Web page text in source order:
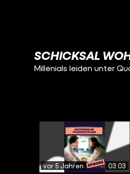
SCHICKSAL
Millenials leiden unter
vor 5 Jahren 03:03